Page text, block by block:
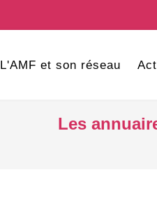
L'AMF et son réseau
Les